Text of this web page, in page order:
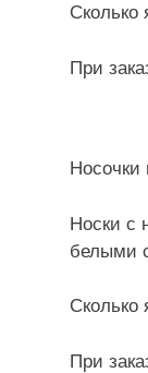
Сколько
При
Носочки
Носки с
белыми
Сколько
При